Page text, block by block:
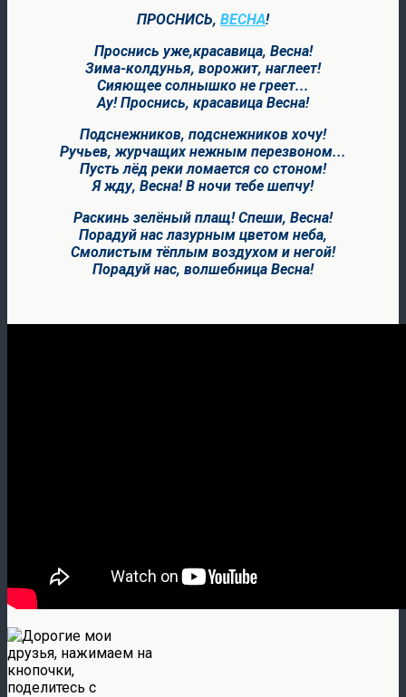
ПРОСНИСЬ, ВЕСНА!
Проснись уже,красавица, Весна!
Зима-колдунья, ворожит, наглеет!
Сияющее солнышко не греет...
Ау! Проснись, красавица Весна!
Подснежников, подснежников хочу!
Ручьев, журчащих нежным перезвоном...
Пусть лёд реки ломается со стоном!
Я жду, Весна! В ночи тебе шепчу!
Раскинь зелёный плащ! Спеши, Весна!
Порадуй нас лазурным цветом неба,
Смолистым тёплым воздухом и негой!
Порадуй нас, волшебница Весна!